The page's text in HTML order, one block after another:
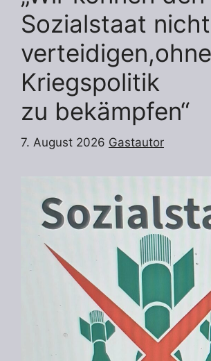
Sozialstaat nicht
Kriegspolitik
zu bekämpfen“
7. August 2026 Gastautor